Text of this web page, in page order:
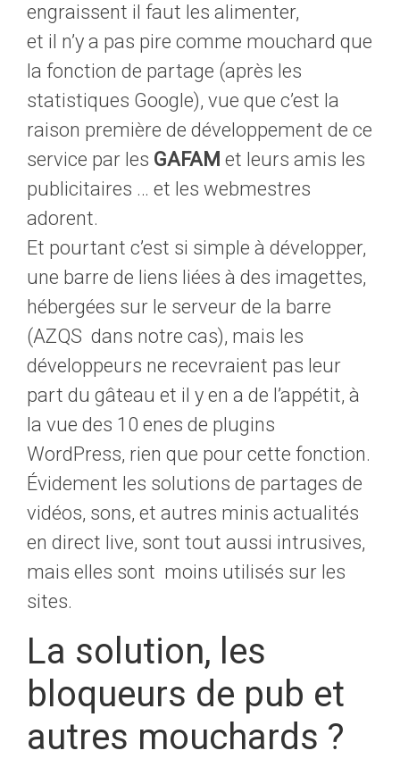
engraissent il faut les alimenter,
et il n’y a pas pire comme mouchard que
la fonction de partage (après les
statistiques Google), vue que c’est la
raison première de développement de ce
service par les GAFAM et leurs amis les
publicitaires … et les webmestres
adorent.
Et pourtant c’est si simple à développer,
une barre de liens liées à des imagettes,
hébergées sur le serveur de la barre
(AZQS dans notre cas), mais les
développeurs ne recevraient pas leur
part du gâteau et il y en a de l’appétit, à
la vue des 10 enes de plugins
WordPress, rien que pour cette fonction.
Évidement les solutions de partages de
vidéos, sons, et autres minis actualités
en direct live, sont tout aussi intrusives,
mais elles sont moins utilisés sur les
sites.
La solution, les
bloqueurs de pub et
autres mouchards ?